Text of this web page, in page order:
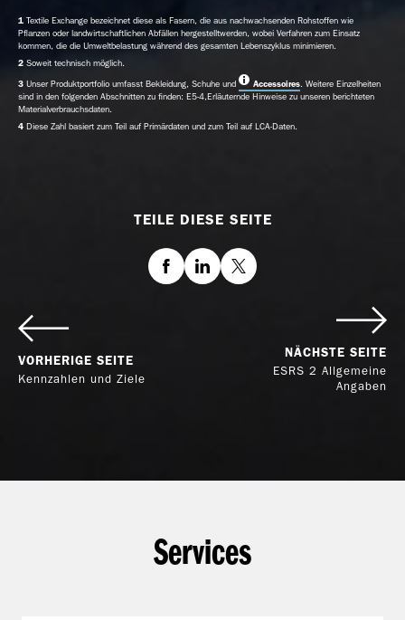
1 Textile Exchange bezeichnet diese als Fasern, die aus nachwachsenden Rohstoffen wie
Pflanzen oder landwirtschaftlichen Abfällen hergestelltwerden, wobei Verfahren zum Einsatz
kommen, die die Umweltbelastung während des gesamten Lebenszyklus minimieren.
2 Soweit technisch möglich.
3 Unser Produktportfolio umfasst Bekleidung, Schuhe und Accessoires. Weitere Einzelheiten
sind in den folgenden Abschnitten zu finden: E5-4,Erläuternde Hinweise zu unseren berichteten
Materialverbrauchsdaten.
4 Diese Zahl basiert zum Teil auf Primärdaten und zum Teil auf LCA-Daten.
TEILE DIESE SEITE
FacebookLinkedInTwitter
VORHERIGE SEITE
Kennzahlen und Ziele
NÄCHSTE SEITE
ESRS 2 Allgemeine
Angaben
Services